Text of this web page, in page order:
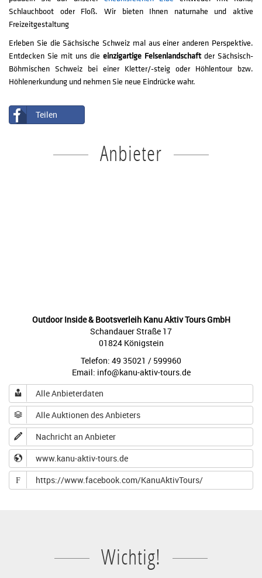
Schlauchboot oder Floß. Wir bieten Ihnen naturnahe und aktive
Freizeitgestaltung
Erleben Sie die Sächsische Schweiz mal aus einer anderen Perspektive.
Entdecken Sie mit uns die einzigartige Felsenlandschaftder Sächsisch-
Böhmischen Schweiz bei einer Kletter/-steig oder Höhlentour bzw.
Höhlenerkundung und nehmen Sie neue Eindrücke wahr.
Teilen
Anbieter
Outdoor Inside & Bootsverleih Kanu Aktiv Tours GmbH
Schandauer Straße 17
01824 Königstein
Telefon: 49 35021 / 599960
Email: info@kanu-aktiv-tours.de
Alle Anbieterdaten
Alle Auktionen des Anbieters
Nachricht an Anbieter
www.kanu-aktiv-tours.de
F https://www.facebook.com/KanuAktivTours/
Wichtig!